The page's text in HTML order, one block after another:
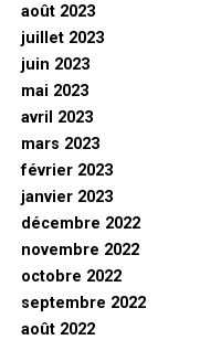
août 2023
juillet 2023
juin 2023
mai 2023
avril 2023
mars 2023
février 2023
janvier 2023
décembre 2022
novembre 2022
octobre 2022
septembre 2022
août 2022